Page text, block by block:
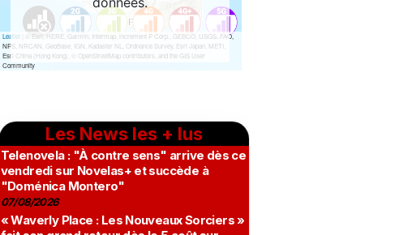
Les News les + lus
Telenovela : "À contre sens" arrive dès ce
vendredi sur Novelas+ et succède à
"Doménica Montero"
07/08/2026
« Waverly Place : Les Nouveaux Sorciers »